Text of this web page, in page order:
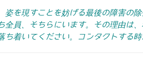
姿を現すことを妨げる最後の障害の除
全員、そちらにいます。その理由は
ち着いてください。コンタクトする時